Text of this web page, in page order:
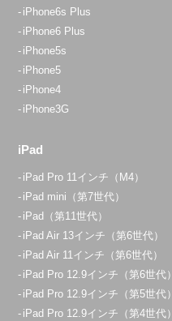
定休日： 水曜日・木曜日
04-2933-9120
イオンスタイル入間店
070-1297-4638
アクセス
朝霞店
定休日：年中無休
iPhone6s Plus
iPhone6 Plus
iPhone5s
iPhone5
iPhone4
iPhone3G
iPad
iPad Pro 11インチ（M4）
iPad mini（第7世代）
iPad（第11世代）
iPad Air 13インチ（第6世代）
iPad Air 11インチ（第6世代）
iPad Pro 12.9インチ（第6世代）
iPad Pro 12.9インチ（第5世代）
iPad Pro 12.9インチ（第4世代）